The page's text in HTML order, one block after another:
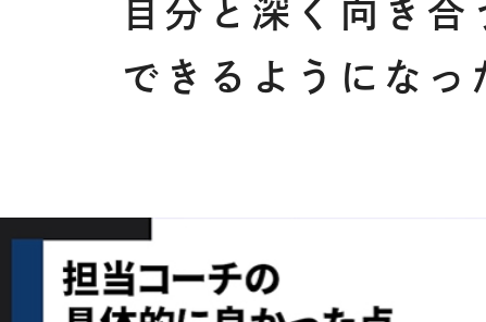
自分と深く向き
できるようになっ